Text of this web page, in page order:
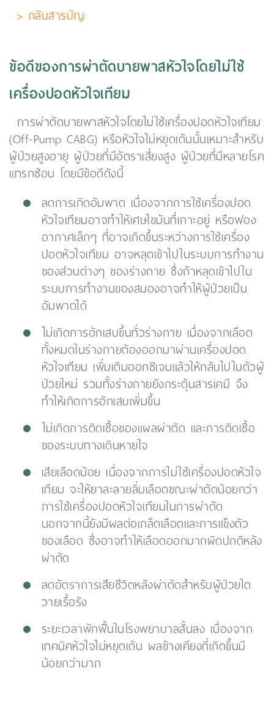
> กลับสารบัญ
ข้อดีของการผ่าตัดบายพาสหัวใจโดยไม่ใช้
เครื่องปอดหัวใจเทียม
การผ่าตัดบายพาสหัวใจโดยไม่ใช้เครื่องปอดหัวใจเทียม
(Off-Pump CABG) หรือหัวใจไม่หยุดเต้นนั้นเหมาะสำหรับ
ผู้ป่วยสูงอายุ ผู้ป่วยที่มีอัตราเสี่ยงสูง ผู้ป่วยที่มีหลายโรค
แทรกซ้อน โดยมีข้อดีดังนี้
ลดการเกิดอัมพาต เนื่องจากการใช้เครื่องปอด
หัวใจเทียมอาจทำให้เศษไขมันที่เกาะอยู่ หรือฟอง
อากาศเล็กๆ ที่อาจเกิดขึ้นระหว่างการใช้เครื่อง
ปอดหัวใจเทียม อาจหลุดเข้าไปในระบบการทำงาน
ของส่วนต่างๆ ของร่างกาย ซึ่งถ้าหลุดเข้าไปใน
ระบบการทำงานของสมองอาจทำให้ผู้ป่วยเป็น
อัมพาตได้
ไม่เกิดการอักเสบขึ้นทั่วร่างกาย เนื่องจากเลือด
ทั้งหมดในร่างกายต้องออกมาผ่านเครื่องปอด
หัวใจเทียม เพิ่มเติมออกซิเจนแล้วให้กลับไปในตัวผู้
ป่วยใหม่ รวมทั้งร่างกายยังกระตุ้นสารเคมี จึง
ทำให้เกิดการอักเสบเพิ่มขึ้น
ไม่เกิดการติดเชื้อของแผลผ่าตัด และการติดเชื้อ
ของระบบทางเดินหายใจ
เสียเลือดน้อย เนื่องจากการไม่ใช้เครื่องปอดหัวใจ
เทียม จะให้ยาละลายลิ่มเลือดขณะผ่าตัดน้อยกว่า
การใช้เครื่องปอดหัวใจเทียมในการผ่าตัด
นอกจากนี้ยังมีผลต่อเกล็ดเลือดและการแข็งตัว
ของเลือด ซึ่งอาจทำให้เลือดออกมากผิดปกติหลัง
ผ่าตัด
ลดอัตราการเสียชีวิตหลังผ่าตัดสำหรับผู้ป่วยไต
วายเรื้อรัง
ระยะเวลาพักฟื้นในโรงพยาบาลสั้นลง เนื่องจาก
เทคนิคหัวใจไม่หยุดเต้น ผลข้างเคียงที่เกิดขึ้นมี
น้อยกว่ามาก